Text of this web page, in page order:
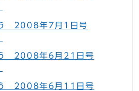
2008年7月1日号
う 2008年6月21日号
う 2008年6月11日号